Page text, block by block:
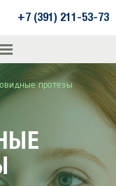
+7 (391) 211-53-73
протезы